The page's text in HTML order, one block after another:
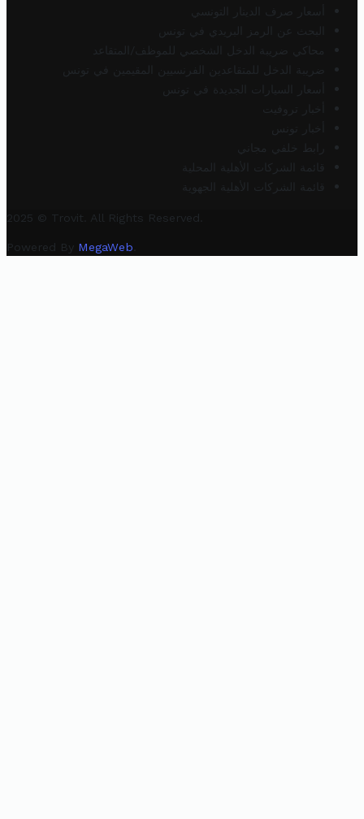
أسعار صرف الدينار التونسي
البحث عن الرمز البريدي في تونس
محاكي ضريبة الدخل الشخصي للموظف/المتقاعد
ضريبة الدخل للمتقاعدين الفرنسيين المقيمين في تونس
أسعار السيارات الجديدة في تونس
أخبار تروفيت
أخبار تونس
رابط خلفي مجاني
قائمة الشركات الأهلية المحلية
قائمة الشركات الأهلية الجهوية
2025 © Trovit. All Rights Reserved.
Powered By MegaWeb